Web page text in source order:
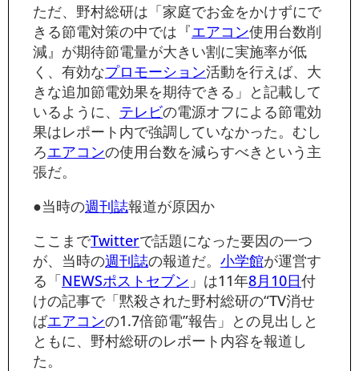
ただ、野村総研は「家庭でお金をかけずにで
きる節電対策の中では『エアコン使用台数削
減』が期待節電量が大きい割に実施率が低
く、有効なプロモーション活動を行えば、大
きな追加節電効果を期待できる」と記載して
いるように、 テレビの電源オフによる節電効
果はレポート内で強調していなかった。むし
ろエアコンの使用台数を減らすべきという主
張だ。
●当時の週刊誌報道が原因か
ここまでTwitterで話題になった要因の一つ
が、当時の週刊誌の報道だ。 小学館が運営す
る「NEWSポスト セブン 」は11年8月10日付
けの記事で「黙殺された野村総研の“TV消せ
ばエアコンの1.7倍節電”報告」との見出しと
ともに、野村総研のレポート内容を報道し
た。